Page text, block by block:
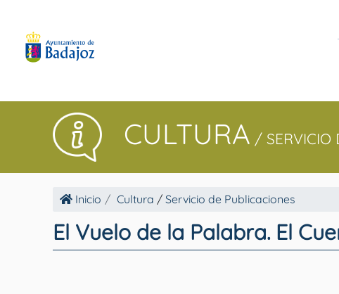
CULTURA / SERVICIO
Inicio Cultura / Servicio de Publicaciones
El Vuelo de la Palabra. El